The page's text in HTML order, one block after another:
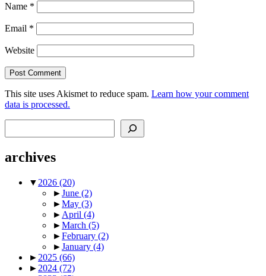
Name *
Email *
Website
This site uses Akismet to reduce spam. Learn how your comment
data is processed.
archives
▼ 2026 (20)
►June (2)
►May (3)
► April (4)
►March (5)
►February (2)
►January (4)
► 2025 (66)
► 2024 (72)